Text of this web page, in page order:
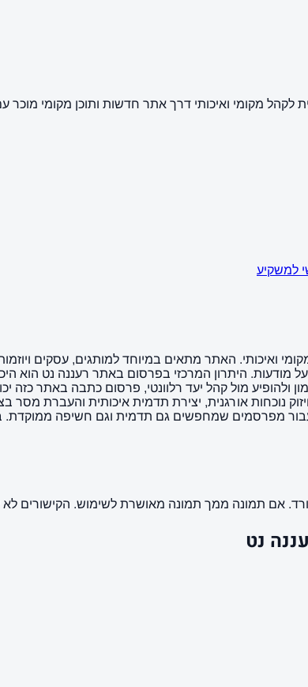
מקומי ואיכותי דרך אתר חדשות ותוכן מקומי מוכר
למשקיע
ואיכותי. האתר מתאים במיוחד למותגים, עסקים
מודעות. היתרון המרכזי בפרסום באתר רעננה נט הוא
ולהופיע מול קהל יעד רלוונטי, פרסום כתבה באתר כזה
נוכחות אורגנית, יצירת תדמית איכותית והעברת מסר
מפרסמים שמחפשים גם תדמית וגם חשיפה
נט